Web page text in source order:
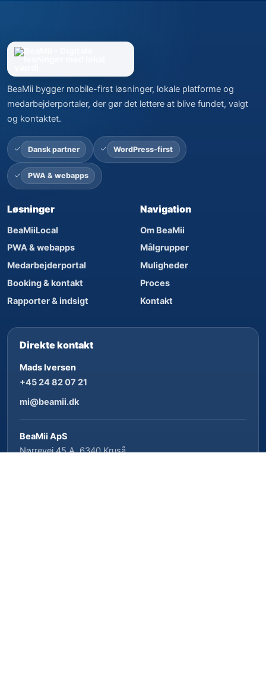
BeaMii bygger mobile-first løsninger, lokale platforme og
medarbejderportaler, der gør det lettere at blive fundet, valgt
og kontaktet.
Dansk partner WordPress-first
PWA & webapps
Løsninger
BeaMiiLocal
PWA & webapps
Medarbejderportal
Booking & kontakt
Rapporter & indsigt
Navigation
Om BeaMii
Målgrupper
Muligheder
Proces
Kontakt
Direkte kontakt
Mads Iversen
+45 24 82 07 21
mi@beamii.dk
BeaMii ApS
Nørrevej 45 A, 6340 Kruså